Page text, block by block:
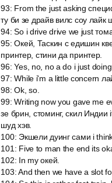
93: From the just asking
ту би зе драйв вилс соу
94:So i drive drive we just
95:Окей, Таскин с едишин
принтер, стини да принтер.
96:Yes, no, no a do i just
97:While i'm a little concern
98:Ok, so.
99:Writing now you gave me
зе брин, стоминг, скил
шуд хэв.
100: Экшели дуинг сами i
101 : Five to man the end its
102: In my окей.
103:And then we have a slot